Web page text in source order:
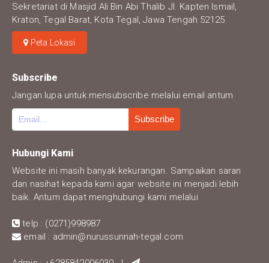
Sekretariat di Masjid Ali Bin Abi Thalib Jl. Kapten Ismail,
Kraton, Tegal Barat, Kota Tegal, Jawa Tengah 52125
Peta Lokasi
Subscribe
Jangan lupa untuk mensubscribe melalui email antum
Hubungi Kami
Website ini masih banyak kekurangan. Sampaikan saran
dan nasihat kepada kami agar website ini menjadi lebih
baik. Antum dapat menghubungi kami melalui
telp : (0271)998987
email : admin@nurussunnah-tegal.com